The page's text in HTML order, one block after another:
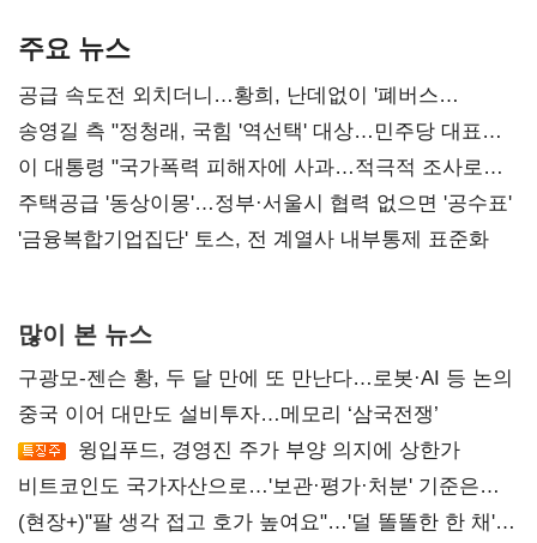
주요 뉴스
공급 속도전 외치더니…황희, 난데없이 '폐버스
리모델링' 제안
송영길 측 "정청래, 국힘 '역선택' 대상…민주당 대표로
총선 지휘 못해"
이 대통령 "국가폭력 피해자에 사과…적극적 조사로
진실 밝혀야"
주택공급 '동상이몽'…정부·서울시 협력 없으면 '공수표'
'금융복합기업집단' 토스, 전 계열사 내부통제 표준화
많이 본 뉴스
구광모-젠슨 황, 두 달 만에 또 만난다…로봇·AI 등 논의
중국 이어 대만도 설비투자…메모리 ‘삼국전쟁’
윙입푸드, 경영진 주가 부양 의지에 상한가
비트코인도 국가자산으로…'보관·평가·처분' 기준은
숙제
(현장+)"팔 생각 접고 호가 높여요"…'덜 똘똘한 한 채'